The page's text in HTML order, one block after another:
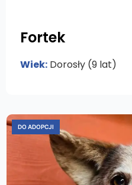
Fortek
Wiek: Dorosły (9 lat)
DO ADOPCJI